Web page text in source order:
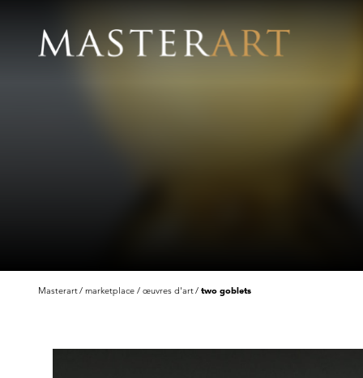
Masterart marketplace œuvres d'art two goblets